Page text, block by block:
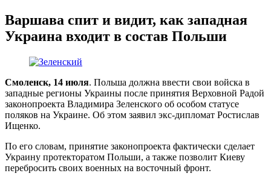
Варшава спит и видит, как западная
Украина входит в состав Польши
Смоленск, 14 июля. Польша должна ввести свои войска в
западные регионы Украины после принятия Верховной Радой
законопроекта Владимира Зеленского об особом статусе
поляков на Украине. Об этом заявил экс-дипломат Ростислав
Ищенко.
По его словам, принятие законопроекта фактически сделает
Украину протекторатом Польши, а также позволит Киеву
перебросить своих военных на восточный фронт.